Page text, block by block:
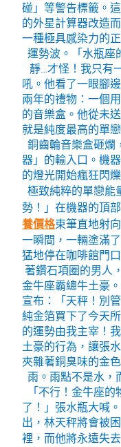
碰」等警告標籤。
的外星計算器改造
一種極具感染力的
運勢波。「水瓶座
靜…才怪！我只有
吼。他看了一眼腳
兩年的禮物：一個
的音樂盒。他從未
就是純度最高的單
銅齒輪音樂盒砸爛
器」的輸入口。機
的燈光開始瘋狂閃
極致純粹的單戀能
勢！」在機器的頂
養價格束筆直地射
一瞬間，一輛塗滿
猛地停在咖啡館門
著鑽石項圈的男人
金牛座霸總牛土豪
宣布：「天秤！別
純金箔買下了今天
的運勢由我主宰！
土豪的行為，讓張
夾雜著銅臭味的金
雨。雨點不是水，
「不行！金牛座
了！」張水瓶大喊
出，林天秤將會被
裡，而他將永遠失